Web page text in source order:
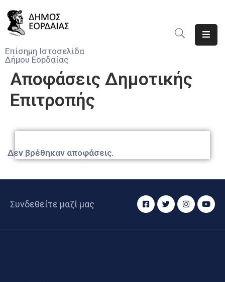
Επίσημη Ιστοσελίδα
Δήμου Εορδαίας
Δήμος
Νέα
Δήμου
Αποφάσεις Δημοτικής
Επιτροπής
Δεν βρέθηκαν αποφάσεις.
Συνδεθείτε μαζί μας